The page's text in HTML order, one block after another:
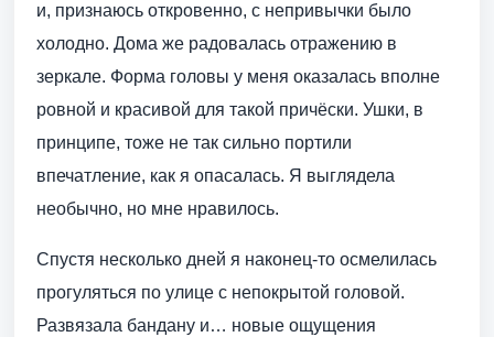
и, признаюсь откровенно, с непривычки было
холодно. Дома же радовалась отражению в
зеркале. Форма головы у меня оказалась вполне
ровной и красивой для такой причёски. Ушки, в
принципе, тоже не так сильно портили
впечатление, как я опасалась. Я выглядела
необычно, но мне нравилось.
Спустя несколько дней я наконец-то осмелилась
прогуляться по улице с непокрытой головой.
Развязала бандану и… новые ощущения